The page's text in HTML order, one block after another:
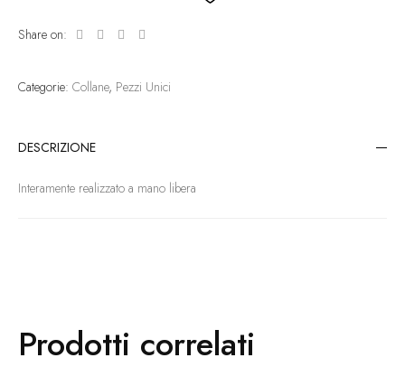
Share on:
Categorie: Collane, Pezzi Unici
DESCRIZIONE
Interamente realizzato a mano libera
Prodotti correlati